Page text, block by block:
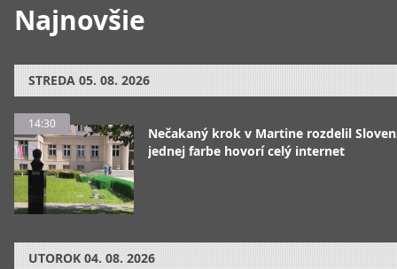
Najnovšie
STREDA 05. 08. 2026
14:30
Nečakaný krok v Martine rozdelil
jednej farbe hovorí celý internet
UTOROK 04. 08. 2026